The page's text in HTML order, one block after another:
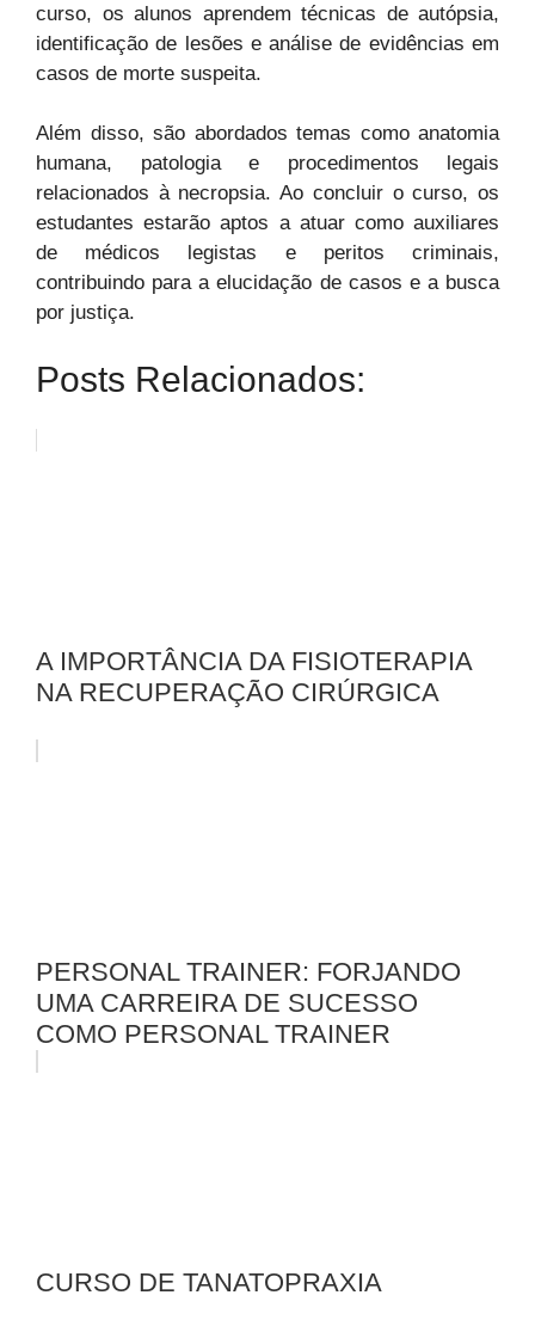
curso, os alunos aprendem técnicas de autópsia,
identificação de lesões e análise de evidências em
casos de morte suspeita.
Além disso, são abordados temas como anatomia
humana, patologia e procedimentos legais
relacionados à necropsia. Ao concluir o curso, os
estudantes estarão aptos a atuar como auxiliares
de médicos legistas e peritos criminais,
contribuindo para a elucidação de casos e a busca
por justiça.
Posts Relacionados:
A IMPORTÂNCIA DA FISIOTERAPIA
NA RECUPERAÇÃO CIRÚRGICA
PERSONAL TRAINER: FORJANDO
UMA CARREIRA DE SUCESSO
COMO PERSONAL TRAINER
CURSO DE TANATOPRAXIA